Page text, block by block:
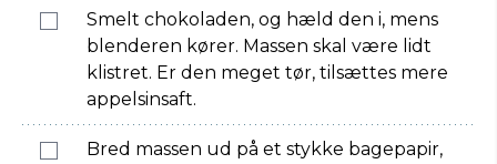
Smelt chokoladen, og hæld den i, mens
blenderen kører. Massen skal være lidt
klistret. Er den meget tør, tilsættes mere
appelsinsaft.
Bred massen ud på et stykke bagepapir,